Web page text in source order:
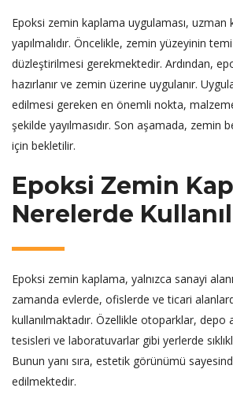
Epoksi zemin kaplama uygulaması, uzman
yapılmalıdır. Öncelikle, zemin yüzeyinin
düzleştirilmesi gerekmektedir. Ardından,
hazırlanır ve zemin üzerine uygulanır.
edilmesi gereken en önemli nokta,
şekilde yayılmasıdır. Son aşamada, zemin
için bekletilir.
Epoksi Zemin
Nerelerde
Epoksi zemin kaplama, yalnızca sanayi
zamanda evlerde, ofislerde ve ticari
kullanılmaktadır. Özellikle otoparklar, depo
tesisleri ve laboratuvarlar gibi yerlerde
Bunun yanı sıra, estetik görünümü
edilmektedir.